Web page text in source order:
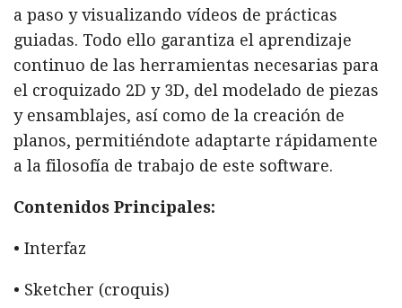
a paso y visualizando vídeos de prácticas
guiadas. Todo ello garantiza el aprendizaje
continuo de las herramientas necesarias para
el croquizado 2D y 3D, del modelado de piezas
y ensamblajes, así como de la creación de
planos, permitiéndote adaptarte rápidamente
a la filosofía de trabajo de este software.
Contenidos Principales:
• Interfaz
• Sketcher (croquis)